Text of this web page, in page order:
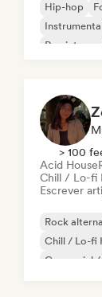
Hip-hop
Rap
> 100
Acid House
Chill / Lo-fi
Escrever
Rock
Chill / Lo-fi
Comercial /